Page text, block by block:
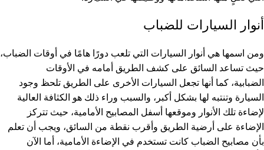
أنوار السيارات للضباب
ومن اسمها هي أنوار السيارات التي تلعب دورًا هامًا في أوقات الضباب،
حيث تساعد السائق على كشف الطريق أمامه في الأوقات
الضبابية، كما أنها تجعل السيارات الأخرى على الطريق تلحظ وجود
السيارة وتنتبه لها بشكل أكبر، والسبب وراء ذلك هو الكثافة العالية
لإضاءة تلك الأنوار وموقعها أسفل المصابيح الأمامية، حيث تتركز
الإضاءة على أرضية الطريق وأقرب نقطة من السائق، ويجب أن تعلم
بأن مصابيح الضباب كانت تستخدم في الإضاءة الأمامية، أما الآن